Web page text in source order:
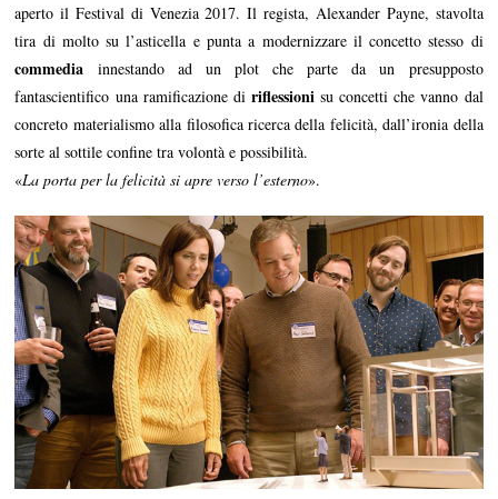
aperto il Festival di Venezia 2017. Il regista, Alexander Payne, stavolta
tira di molto su l’asticella e punta a modernizzare il concetto stesso di
commedia innestando ad un plot che parte da un presupposto
fantascientifico una ramificazione di riflessionisu concetti che vanno dal
concreto materialismo alla filosofica ricerca della felicità, dall’ironia della
sorte al sottile confine tra volontà e possibilità.
«La porta per la felicità si apre verso l’esterno».